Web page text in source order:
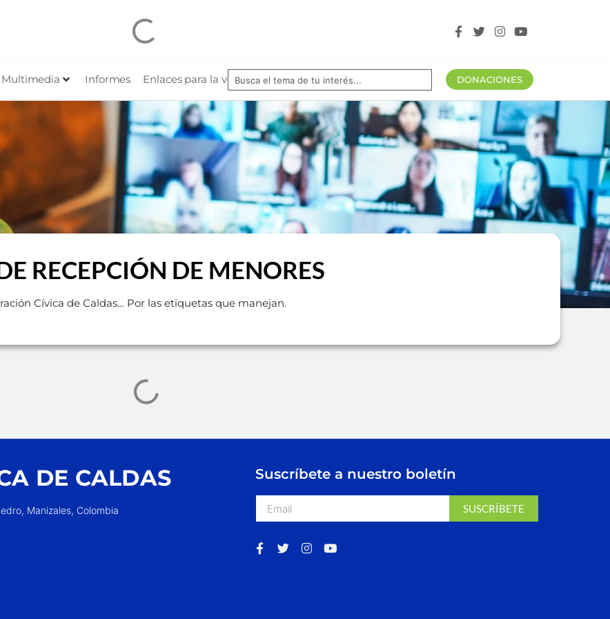
Multimedia Informes Enlaces para la veeduría Nuestros aliados DONACIONES
RECEPCIÓN DE MENORES
Cívica de Caldas… Por las etiquetas que manejan.
DE CALDAS
Manizales, Colombia
Suscríbete a nuestro boletín
SUSCRÍBETE